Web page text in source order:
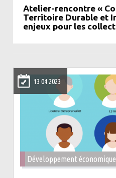
Atelier-rencontre «
Territoire Durable et
enjeux pour les
13 04 2023
Développement économique